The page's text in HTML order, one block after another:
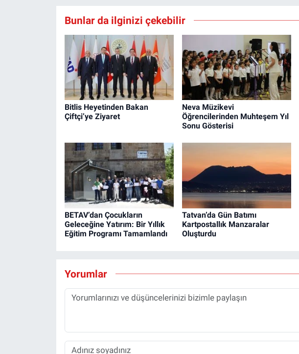
Bunlar da ilginizi çekebilir
Bitlis Heyetinden Bakan
Çiftçi’ye Ziyaret
Neva Müzikevi
Öğrencilerinden Muhteşem Yıl
Sonu Gösterisi
BETAV’dan Çocukların
Geleceğine Yatırım: Bir Yıllık
Eğitim Programı Tamamlandı
Tatvan’da Gün Batımı
Kartpostallık Manzaralar
Oluşturdu
Yorumlar